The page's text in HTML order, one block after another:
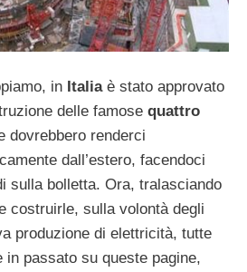
in Italia è stato approvato
delle famose quattro
dovrebbero renderci
dall’estero, facendoci
sulla bolletta. Ora, tralasciando
costruirle, sulla volontà degli
produzione di elettricità, tutte
passato su queste pagine,